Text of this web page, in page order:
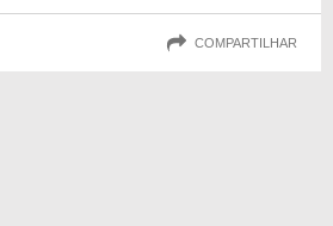
COMPARTILHAR